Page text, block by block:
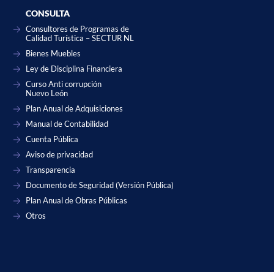
CONSULTA
Consultores de Programas de
Calidad Turística – SECTUR NL
Bienes Muebles
Ley de Disciplina Financiera
Curso Anti corrupción
Nuevo León
Plan Anual de Adquisiciones
Manual de Contabilidad
Cuenta Pública
Aviso de privacidad
Transparencia
Documento de Seguridad (Versión Pública)
Plan Anual de Obras Públicas
Otros